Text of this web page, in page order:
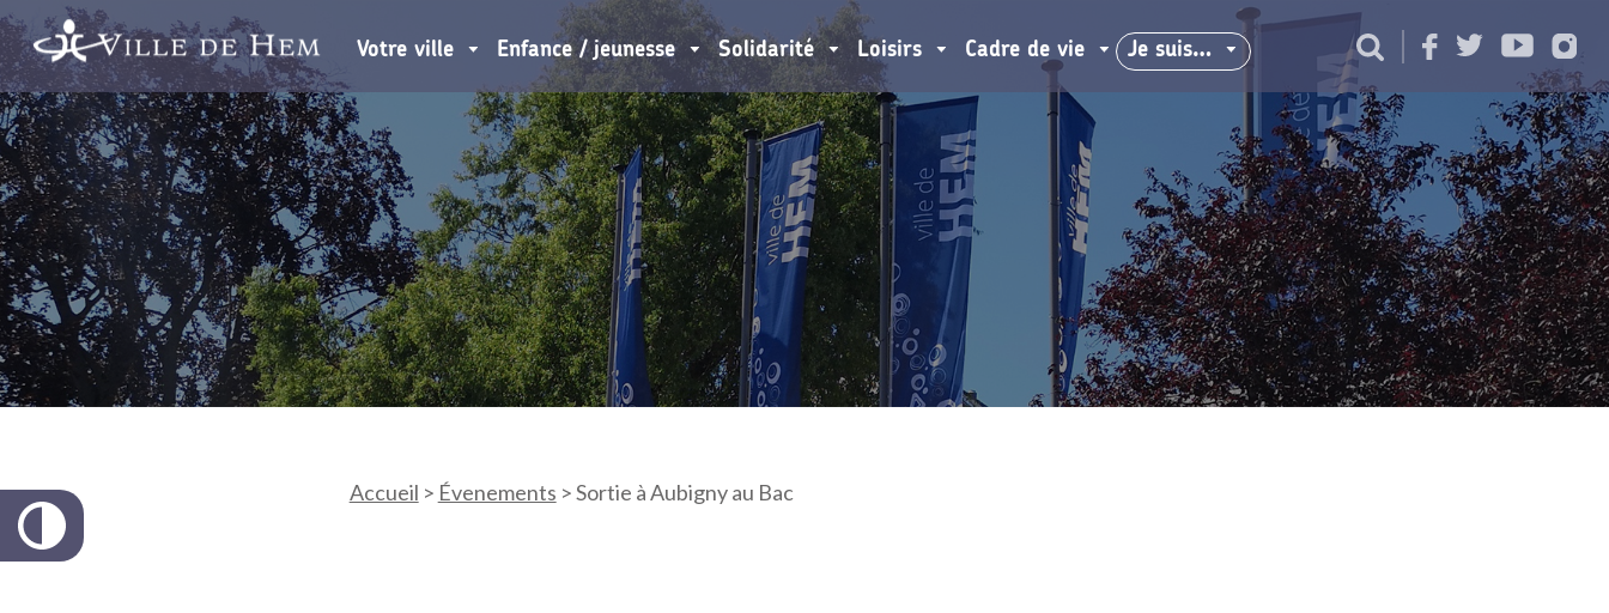
Votre ville Enfance / jeunesse Solidarité Loisirs Cadre de vie Je suis…
Accueil > Évenements >Sortie à Aubigny au Bac